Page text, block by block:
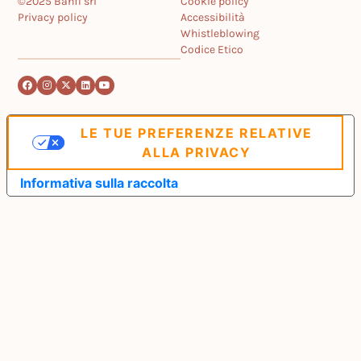
Privacy policy
Accessibilità
Whistleblowing
Codice Etico
Informativa sulla raccolta
LE TUE PREFERENZE RELATIVE
ALLA PRIVACY